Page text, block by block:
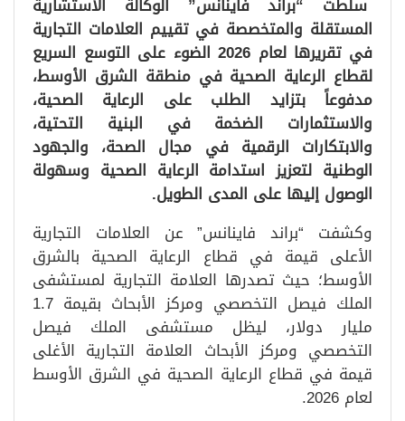
المستقلة والمتخصصة في تقييم العلامات التجارية
في تقريرها لعام 2026 الضوء على التوسع السريع
لقطاع الرعاية الصحية في منطقة الشرق الأوسط،
مدفوعاً بتزايد الطلب على الرعاية الصحية،
والاستثمارات الضخمة في البنية التحتية،
والابتكارات الرقمية في مجال الصحة، والجهود
الوطنية لتعزيز استدامة الرعاية الصحية وسهولة
الوصول إليها على المدى الطويل.
وكشفت “براند فاينانس” عن العلامات التجارية
الأعلى قيمة في قطاع الرعاية الصحية بالشرق
الأوسط؛ حيث تصدرها العلامة التجارية لمستشفى
الملك فيصل التخصصي ومركز الأبحاث بقيمة 1.7
مليار دولار، ليظل مستشفى الملك فيصل
التخصصي ومركز الأبحاث العلامة التجارية الأغلى
قيمة في قطاع الرعاية الصحية في الشرق الأوسط
لعام 2026.